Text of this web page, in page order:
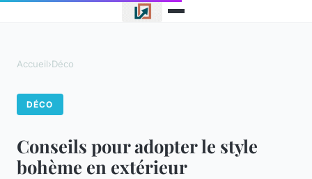
Accueil›Déco
DÉCO
Conseils pour adopter le style
bohème en extérieur